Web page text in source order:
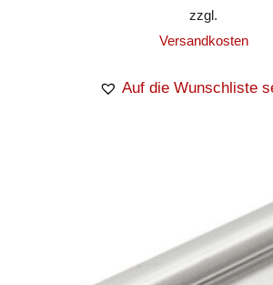
zzgl.
Versandkosten
Auf die Wunschliste